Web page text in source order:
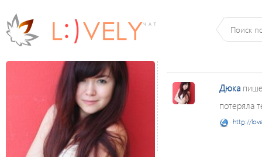
Дюка
потеряла
http://